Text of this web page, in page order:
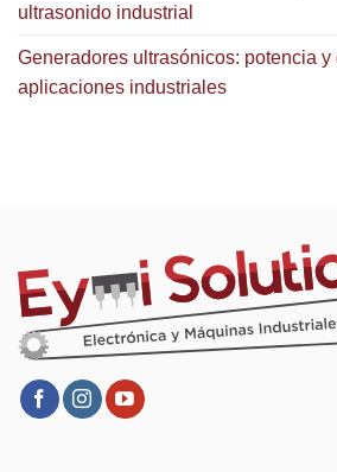
ultrasonido industrial
Generadores ultrasónicos: potencia y
aplicaciones industriales